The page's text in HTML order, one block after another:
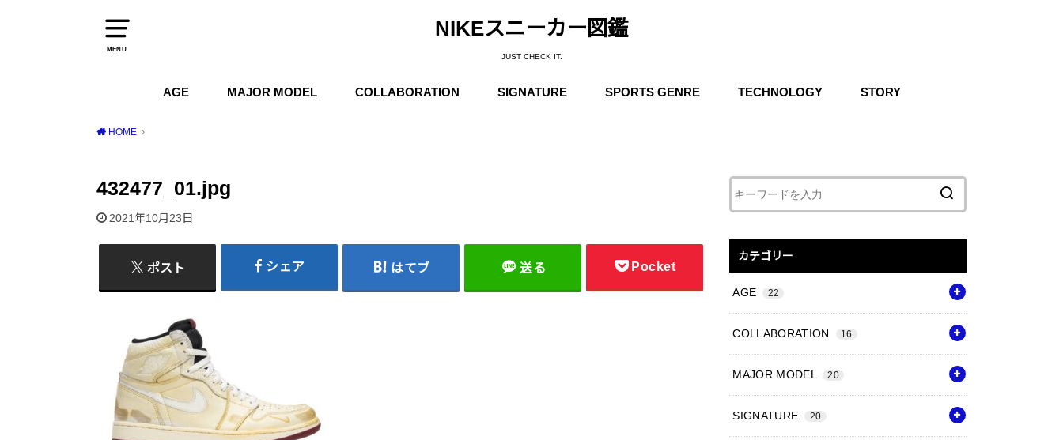
MENU
NIKEスニーカー図鑑
JUST CHECK IT.
AGE MAJOR MODEL COLLABORATION SIGNATURE SPORTS GENRE TECHNOLOGY STORY
HOME
432477_01.jpg
2021年10月23日
ポスト シェア はてブ 送る Pocket
カテゴリー
AGE 22
COLLABORATION 16
MAJOR MODEL 20
SIGNATURE 20